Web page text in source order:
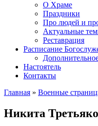
О Храме
Праздники
Про людей и
Актуальные
Реставрация
Расписание
Настоятель
Контакты
Главная » Военные
Никита